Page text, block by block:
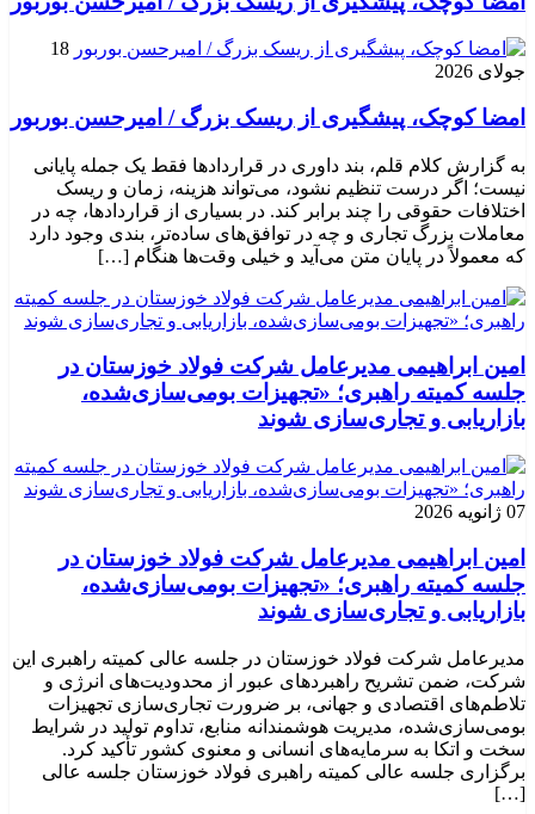
18
جولای 2026
امضا کوچک، پیشگیری از ریسک بزرگ / امیرحسن بوربور
به گزارش کلام قلم، بند داوری در قراردادها فقط یک جمله پایانی
نیست؛ اگر درست تنظیم نشود، می‌تواند هزینه، زمان و ریسک
اختلافات حقوقی را چند برابر کند. در بسیاری از قراردادها، چه در
معاملات بزرگ تجاری و چه در توافق‌های ساده‌تر، بندی وجود دارد
که معمولاً در پایان متن می‌آید و خیلی وقت‌ها هنگام […]
امین ابراهیمی مدیرعامل شرکت فولاد خوزستان در
جلسه کمیته راهبری؛ «تجهیزات بومی‌سازی‌شده،
بازاریابی و تجاری‌سازی شوند
07 ژانویه 2026
امین ابراهیمی مدیرعامل شرکت فولاد خوزستان در
جلسه کمیته راهبری؛ «تجهیزات بومی‌سازی‌شده،
بازاریابی و تجاری‌سازی شوند
مدیرعامل شرکت فولاد خوزستان در جلسه عالی کمیته راهبری این
شرکت، ضمن تشریح راهبردهای عبور از محدودیت‌های انرژی و
تلاطم‌های اقتصادی و جهانی، بر ضرورت تجاری‌سازی تجهیزات
بومی‌سازی‌شده، مدیریت هوشمندانه منابع، تداوم تولید در شرایط
سخت و اتکا به سرمایه‌های انسانی و معنوی کشور تأکید کرد.
برگزاری جلسه عالی کمیته راهبری فولاد خوزستان جلسه عالی
[…]